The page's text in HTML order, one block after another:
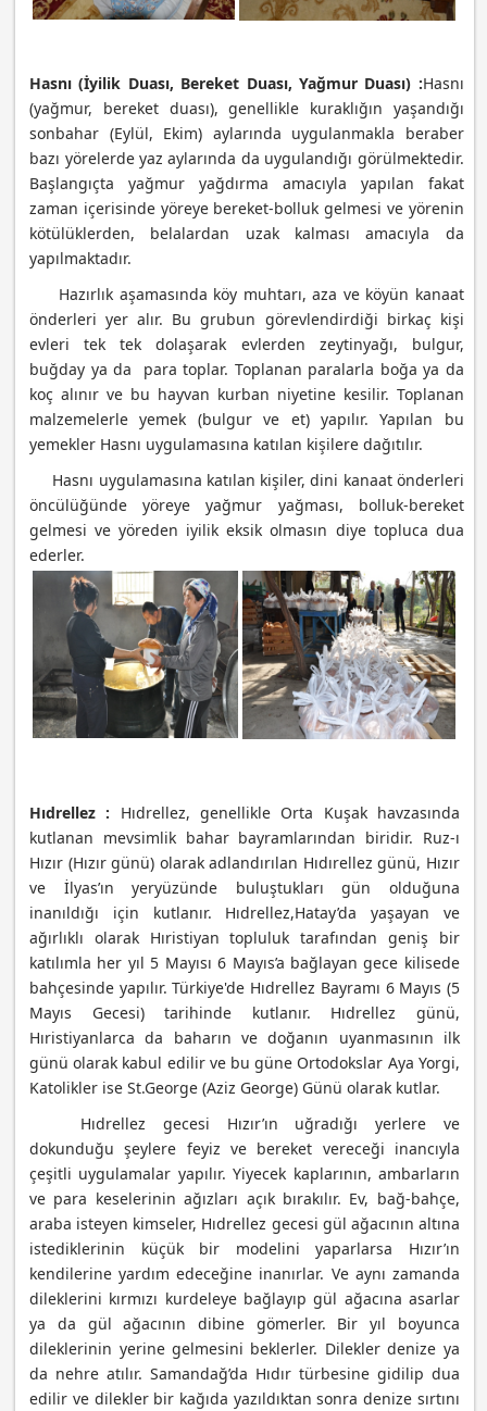
Hasnı (İyilik Duası, Bereket Duası, Yağmur Duası) :Hasnı
(yağmur, bereket duası), genellikle kuraklığın yaşandığı
sonbahar (Eylül, Ekim) aylarında uygulanmakla beraber
bazı yörelerde yaz aylarında da uygulandığı görülmektedir.
Başlangıçta yağmur yağdırma amacıyla yapılan fakat
zaman içerisinde yöreye bereket-bolluk gelmesi ve yörenin
kötülüklerden, belalardan uzak kalması amacıyla da
yapılmaktadır.
Hazırlık aşamasında köy muhtarı, aza ve köyün kanaat
önderleri yer alır. Bu grubun görevlendirdiği birkaç kişi
evleri tek tek dolaşarak evlerden zeytinyağı, bulgur,
buğday ya da para toplar. Toplanan paralarla boğa ya da
koç alınır ve bu hayvan kurban niyetine kesilir. Toplanan
malzemelerle yemek (bulgur ve et) yapılır. Yapılan bu
yemekler Hasnı uygulamasına katılan kişilere dağıtılır.
Hasnı uygulamasına katılan kişiler, dini kanaat önderleri
öncülüğünde yöreye yağmur yağması, bolluk-bereket
gelmesi ve yöreden iyilik eksik olmasın diye topluca dua
ederler.
Hıdrellez : Hıdrellez, genellikle Orta Kuşak havzasında
kutlanan mevsimlik bahar bayramlarından biridir. Ruz-ı
Hızır (Hızır günü) olarak adlandırılan Hıdırellez günü, Hızır
ve İlyas’ın yeryüzünde buluştukları gün olduğuna
inanıldığı için kutlanır. Hıdrellez,Hatay’da yaşayan ve
ağırlıklı olarak Hıristiyan topluluk tarafından geniş bir
katılımla her yıl 5 Mayısı 6 Mayıs’a bağlayan gece kilisede
bahçesinde yapılır. Türkiye'de Hıdrellez Bayramı 6 Mayıs (5
Mayıs Gecesi) tarihinde kutlanır. Hıdrellez günü,
Hıristiyanlarca da baharın ve doğanın uyanmasının ilk
günü olarak kabul edilir ve bu güne Ortodokslar Aya Yorgi,
Katolikler ise St.George (Aziz George) Günü olarak kutlar.
Hıdrellez gecesi Hızır’ın uğradığı yerlere ve
dokunduğu şeylere feyiz ve bereket vereceği inancıyla
çeşitli uygulamalar yapılır. Yiyecek kaplarının, ambarların
ve para keselerinin ağızları açık bırakılır. Ev, bağ-bahçe,
araba isteyen kimseler, Hıdrellez gecesi gül ağacının altına
istediklerinin küçük bir modelini yaparlarsa Hızır’ın
kendilerine yardım edeceğine inanırlar. Ve aynı zamanda
dileklerini kırmızı kurdeleye bağlayıp gül ağacına asarlar
ya da gül ağacının dibine gömerler. Bir yıl boyunca
dileklerinin yerine gelmesini beklerler. Dilekler denize ya
da nehre atılır. Samandağ’da Hıdır türbesine gidilip dua
edilir ve dilekler bir kağıda yazıldıktan sonra denize sırtını